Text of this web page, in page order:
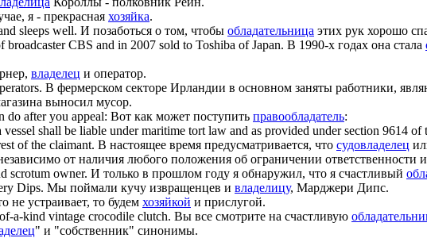
я - прекрасная хозяйка.
sleeps well. И позаботься о том, чтобы обладательница этих рук хорошо
broadcaster CBS and in 2007 sold to Toshiba of Japan. В 1990-х годах она стала
владелец и оператор.
В фермерском секторе Ирландии в основном заняты работники,
выносил мусор.
do after you appeal: Вот как может поступить правообладатель:
shall be liable under maritime tort law and as provided under section 9614
of the claimant. В настоящее время предусматривается, что судовладелец
от наличия любого положения об ограничении
scrotum owner. И только в прошлом году я обнаружил, что я счастливый
Dips. Мы поймали кучу извращенцев и владелицу, Марджери Дипс.
не устраивает, то будем хозяйкой и прислугой.
a-kind vintage crocodile clutch. Вы все смотрите на счастливую
" и "собственник" синонимы.